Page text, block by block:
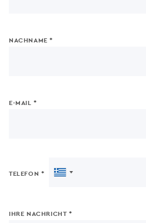
NACHNAME
E-MAIL
TELEFON
IHRE NACHRICHT